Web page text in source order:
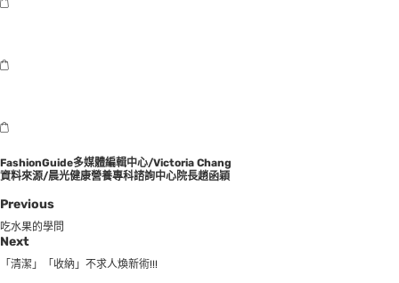
FashionGuide多媒體編輯中心/Victoria Chang
資料來源/晨光健康營養專科諮詢中心院長趙函穎
Previous
吃水果的學問
Next
「清潔」「收納」不求人煥新術!!!